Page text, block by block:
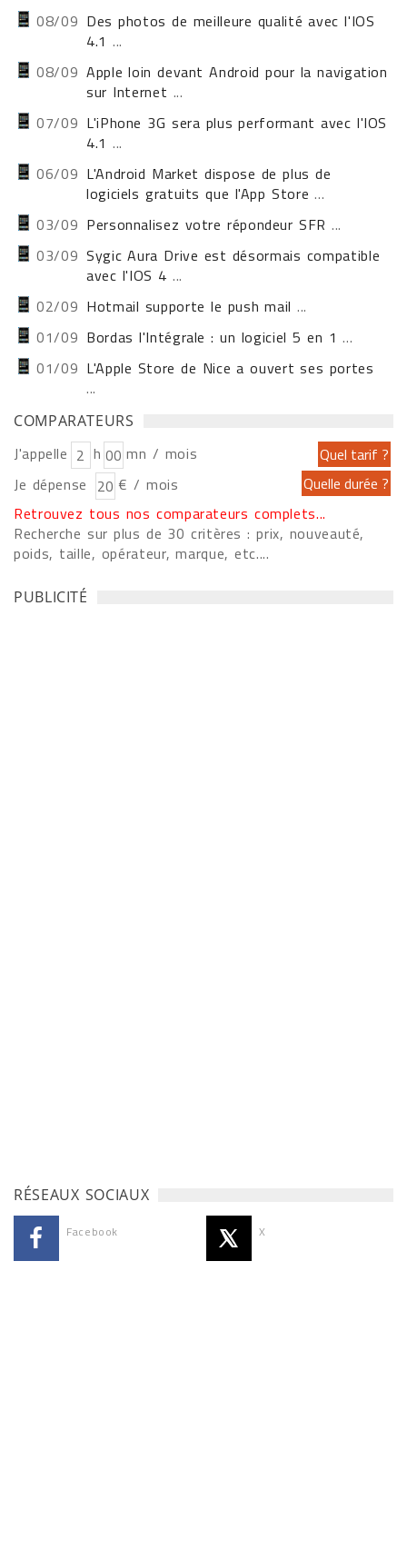
08/09 Des photos de meilleure qualité avec l'IOS
4.1 ...
08/09 Apple loin devant Android pour la navigation
sur Internet ...
07/09 L'iPhone 3G sera plus performant avec l'IOS
4.1 ...
06/09 L'Android Market dispose de plus de
logiciels gratuits que l'App Store ...
03/09 Personnalisez votre répondeur SFR ...
03/09 Sygic Aura Drive est désormais compatible
avec l'IOS 4 ...
02/09 Hotmail supporte le push mail ...
01/09 Bordas l'Intégrale : un logiciel 5 en 1 ...
01/09 L'Apple Store de Nice a ouvert ses portes
...
COMPARATEURS
J'appelle h
mn / mois
Je dépense
€ / mois
Retrouvez tous nos comparateurs complets...
Recherche sur plus de 30 critères : prix, nouveauté,
poids, taille, opérateur, marque, etc....
PUBLICITÉ
RÉSEAUX SOCIAUX
Facebook X